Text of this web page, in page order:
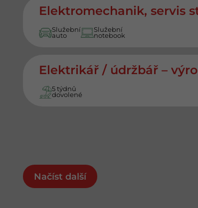
Elektromechanik, servis
Služební
auto
Služební
notebook
Elektrikář / údržbář –
5 týdnů
dovolené
Načíst další